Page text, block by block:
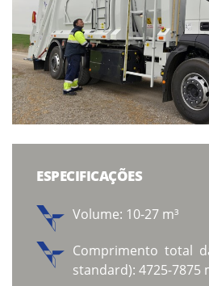
ESPECIFICAÇÕES
Volume: 10-27 m³
Comprimento total
standard): 4725-7875